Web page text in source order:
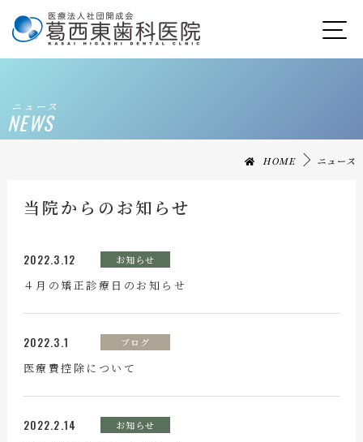
ニュース
NEWS
HOME ニュース
当院からのお知らせ
2022.3.12 お知らせ
４月の矯正診療日のお知らせ
2022.3.1 ブログ
医療費控除について
2022.2.14 お知らせ